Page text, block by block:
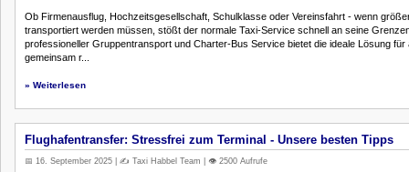
Ob Firmenausflug, Hochzeitsgesellschaft, Schulklasse oder Vereinsfahrt - wenn
transportiert werden müssen, stößt der normale Taxi-Service schnell an seine
professioneller Gruppentransport und Charter-Bus Service bietet die ideale Lösung für
gemeinsam r...
» Weiterlesen
Flughafentransfer: Stressfrei zum Terminal - Unsere besten Tipps
📅 16. September 2025 | ✍️ Taxi Habbel Team | 👁️ 2500 Aufrufe